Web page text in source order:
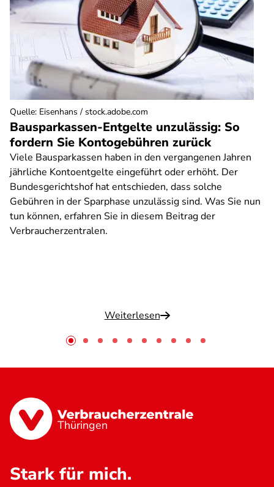
Bausparkassen-Entgelte unzulässig: So
fordern Sie Kontogebühren zurück
Viele Bausparkassen haben in den vergangenen Jahren
jährliche Kontoentgelte eingeführt oder erhöht. Der
Bundesgerichtshof hat entschieden, dass solche
Gebühren in der Sparphase unzulässig sind. Was Sie nun
tun können, erfahren Sie in diesem Beitrag der
Verbraucherzentralen.
Weiterlesen
Quelle: Eisenhans / stock.adobe.com
Thüringen
Stark für mich.